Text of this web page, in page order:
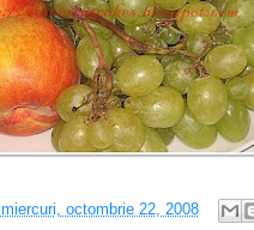
miercuri, octombrie 22, 2008